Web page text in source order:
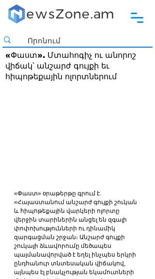
«Փաստ». Մտահոգիչ ու անորոշ
վիճակ՝ անշարժ գույքի եւ
հիպոթեքային ոլորտներում
«Փաստ» օրաթերթը գրում է.
«Հայաստանում անշարժ գույքի շուկան
և հիպոթեքային վարկերի ոլորտը
վերջին տարիներին անցել են զգալի
փոփոխությունների ու դինամիկ
զարգացման շրջան։ Անշարժ գույքի
շուկայի ձևավորումը մեծապես
պայմանավորված է եղել ինչպես երկրի
ընդհանուր տնտեսական վիճակով,
այնպես էլ բնակչության եկամուտների